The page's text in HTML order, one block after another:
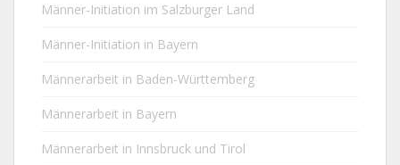
Männer-Initiation im Salzburger Land
Männer-Initiation in Bayern
Männerarbeit in Baden-Württemberg
Männerarbeit in Bayern
Männerarbeit in Innsbruck und Tirol